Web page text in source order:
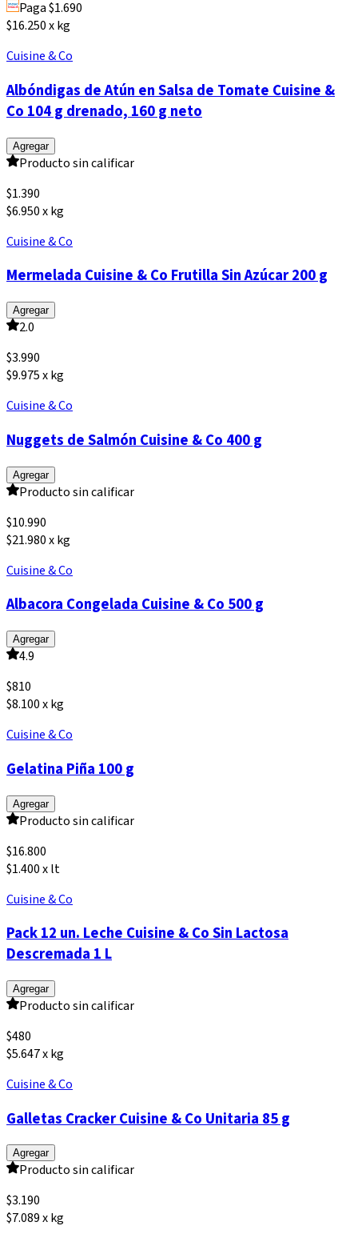
Paga $1.690
$16.250 x kg
Cuisine & Co
Albóndigas de Atún en Salsa de Tomate Cuisine &
Co 104 g drenado, 160 g neto
Agregar
Producto sin calificar
$1.390
$6.950 x kg
Cuisine & Co
Mermelada Cuisine & Co Frutilla Sin Azúcar 200 g
Agregar
2.0
$3.990
$9.975 x kg
Cuisine & Co
Nuggets de Salmón Cuisine & Co 400 g
Agregar
Producto sin calificar
$10.990
$21.980 x kg
Cuisine & Co
Albacora Congelada Cuisine & Co 500 g
Agregar
4.9
$810
$8.100 x kg
Cuisine & Co
Gelatina Piña 100 g
Agregar
Producto sin calificar
$16.800
$1.400 x lt
Cuisine & Co
Pack 12 un. Leche Cuisine & Co Sin Lactosa
Descremada 1 L
Agregar
Producto sin calificar
$480
$5.647 x kg
Cuisine & Co
Galletas Cracker Cuisine & Co Unitaria 85 g
Agregar
Producto sin calificar
$3.190
$7.089 x kg